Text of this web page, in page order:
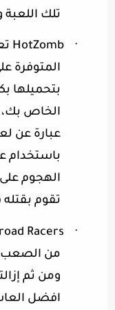
تلك اللعبة
·
HotZomb
المتوفرة
بتحميلها
الخاص بك،
عبارة عن
باستخدام
الهجوم
تقوم
·
Racers
من الصعب
ومن ثم
افضل